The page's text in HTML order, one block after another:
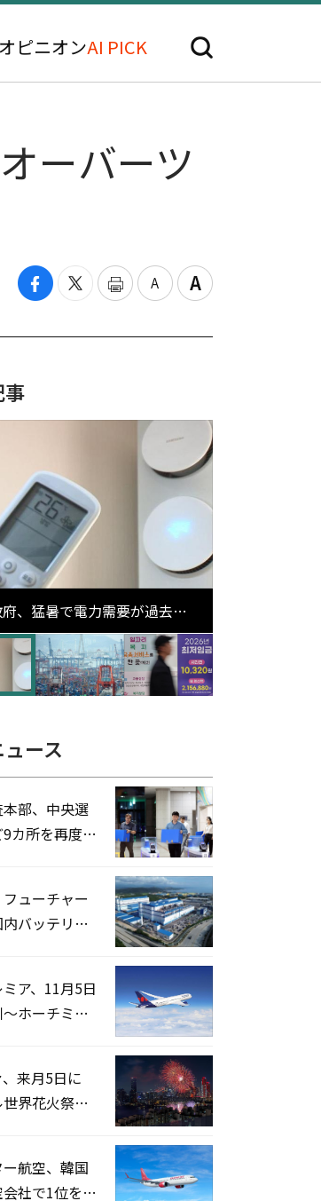
オピニオンAI PICK
ーバーツ
事
、猛暑で電力需要が過去最
の可能性に需給対応体制を点
ース
部、中央選
カ所を再度家
ューチャー
バッテリー
ア、11月5日
ホーチミン
来月5日に
世界花火祭り
航空、韓国
社で1位を記